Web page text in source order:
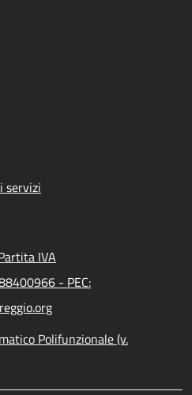
servizi
IVA
- PEC:
Polifunzionale (v.